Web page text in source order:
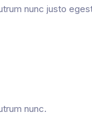
nunc justo
nunc.